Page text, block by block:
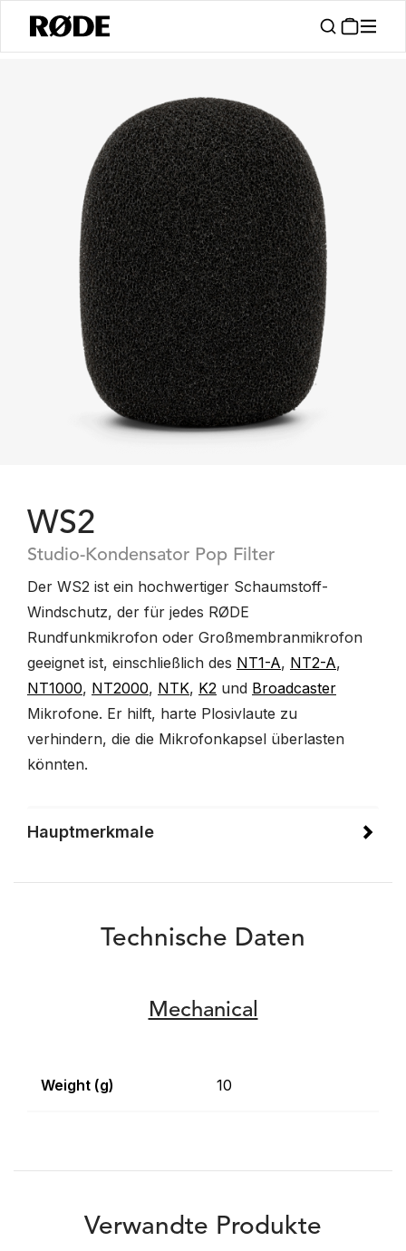
WS2
Studio-Kondensator Pop Filter
Der WS2 ist ein hochwertiger Schaumstoff-
Windschutz, der für jedes RØDE
Rundfunkmikrofon oder Großmembranmikrofon
geeignet ist, einschließlich des NT1-A, NT2-A,
NT1000, NT2000, NTK, K2 und Broadcaster
Mikrofone. Er hilft, harte Plosivlaute zu
verhindern, die die Mikrofonkapsel überlasten
könnten.
Hauptmerkmale
Technische Daten
Mechanical
Weight (g) 10
Verwandte Produkte